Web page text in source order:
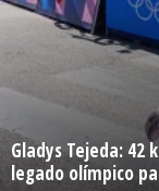
Gladys Tejeda:
legado olímpico